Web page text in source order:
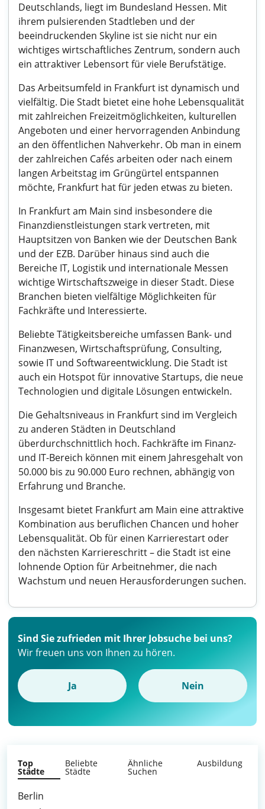
Deutschlands, liegt im Bundesland Hessen. Mit
ihrem pulsierenden Stadtleben und der
beeindruckenden Skyline ist sie nicht nur ein
wichtiges wirtschaftliches Zentrum, sondern auch
ein attraktiver Lebensort für viele Berufstätige.
Das Arbeitsumfeld in Frankfurt ist dynamisch und
vielfältig. Die Stadt bietet eine hohe Lebensqualität
mit zahlreichen Freizeitmöglichkeiten, kulturellen
Angeboten und einer hervorragenden Anbindung
an den öffentlichen Nahverkehr. Ob man in einem
der zahlreichen Cafés arbeiten oder nach einem
langen Arbeitstag im Grüngürtel entspannen
möchte, Frankfurt hat für jeden etwas zu bieten.
In Frankfurt am Main sind insbesondere die
Finanzdienstleistungen stark vertreten, mit
Hauptsitzen von Banken wie der Deutschen Bank
und der EZB. Darüber hinaus sind auch die
Bereiche IT, Logistik und internationale Messen
wichtige Wirtschaftszweige in dieser Stadt. Diese
Branchen bieten vielfältige Möglichkeiten für
Fachkräfte und Interessierte.
Beliebte Tätigkeitsbereiche umfassen Bank- und
Finanzwesen, Wirtschaftsprüfung, Consulting,
sowie IT und Softwareentwicklung. Die Stadt ist
auch ein Hotspot für innovative Startups, die neue
Technologien und digitale Lösungen entwickeln.
Die Gehaltsniveaus in Frankfurt sind im Vergleich
zu anderen Städten in Deutschland
überdurchschnittlich hoch. Fachkräfte im Finanz-
und IT-Bereich können mit einem Jahresgehalt von
50.000 bis zu 90.000 Euro rechnen, abhängig von
Erfahrung und Branche.
Insgesamt bietet Frankfurt am Main eine attraktive
Kombination aus beruflichen Chancen und hoher
Lebensqualität. Ob für einen Karrierestart oder
den nächsten Karriereschritt – die Stadt ist eine
lohnende Option für Arbeitnehmer, die nach
Wachstum und neuen Herausforderungen suchen.
Sind Sie zufrieden mit Ihrer Jobsuche bei uns?
Wir freuen uns von Ihnen zu hören.
Ja Nein
Top
Städte
Beliebte
Städte
Ähnliche
Suchen
Ausbildung
Berlin